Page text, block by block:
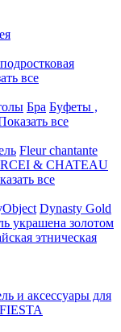
все
Бра Буфеты ,
все
Fleur chantante
& CHATEAU
все
Dynasty Gold
украшена золотом
этническая
и аксессуары для